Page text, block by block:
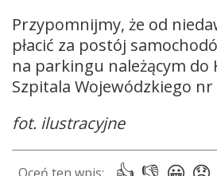
Przypomnijmy, że od
płacić za postój
na parkingu należącym do
Szpitala Wojewódzkiego nr
fot. ilustracyjne